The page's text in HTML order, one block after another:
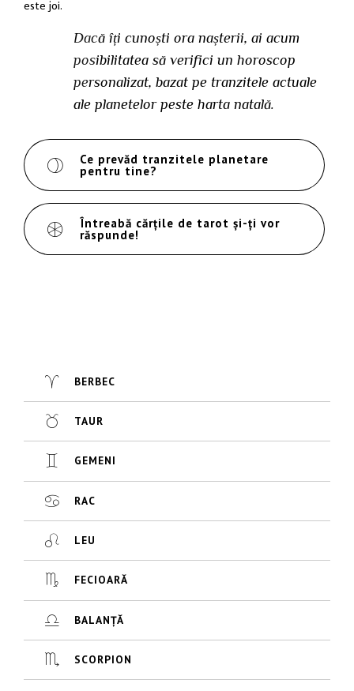
este joi.
Dacă îți cunoști ora nașterii, ai acum
posibilitatea să verifici un horoscop
personalizat, bazat pe tranzitele actuale
ale planetelor peste harta natală.
Ce prevăd tranzitele planetare
pentru tine?
Întreabă cărțile de tarot și-ți vor
răspunde!
BERBEC
TAUR
GEMENI
RAC
LEU
FECIOARĂ
BALANȚĂ
SCORPION